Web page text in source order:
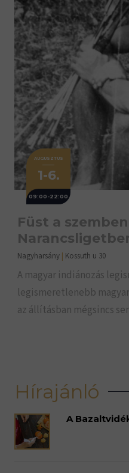
AUGUSZTUS
1-6.
09:00-22:00
Füst a
Nagyharsány | Kossuth u 30
A magyar indiánozás
legismeretlenebb
az állításban mégsincs
Hírajánló
A